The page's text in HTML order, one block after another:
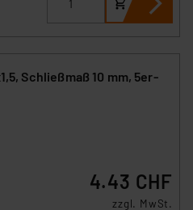
Schließmaß 10 mm, 5er-
4.43 CHF
zzgl. MwSt.